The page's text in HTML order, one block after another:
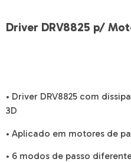
Driver DRV8825 p/
• Driver DRV8825 com
3D
• Aplicado em motores de
• 6 modos de passo